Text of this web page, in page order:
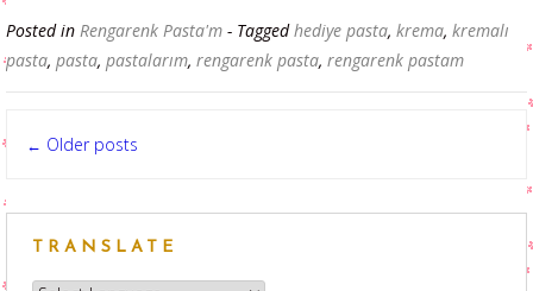
Posted in Rengarenk Pasta'm - Taggedhediye pasta, krema, kremalı
pasta, pasta, pastalarım, rengarenk pasta, rengarenk pastam
Posts
navigation
← Older posts
TRANSLATE